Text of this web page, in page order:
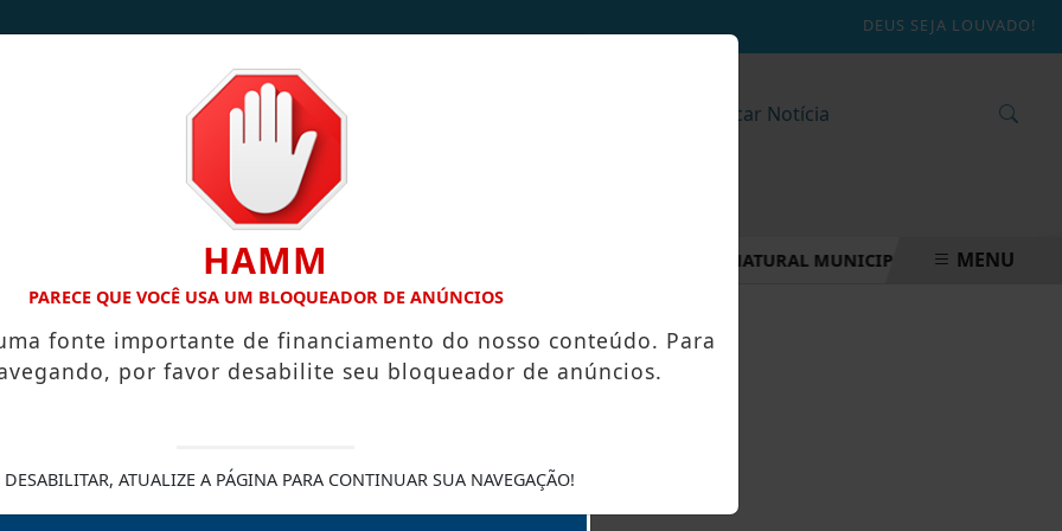
DEUS SEJA LOUVADO!
NOTÍCIAS /
PREFEITURA INICIA ELABORAÇÃO DO PLANO DE MANEJO DO PARQUE NATURAL MUNICIPAL CACHOEIRA DE
MENU
demanda por apoio
estratégicos e amplia
HAMM
PARECE QUE VOCÊ USA UM BLOQUEADOR DE ANÚNCIOS
fonte importante de financiamento do nosso conteúdo. Para
por favor desabilite seu bloqueador de anúncios.
DESABILITAR, ATUALIZE A PÁGINA PARA CONTINUAR SUA NAVEGAÇÃO!